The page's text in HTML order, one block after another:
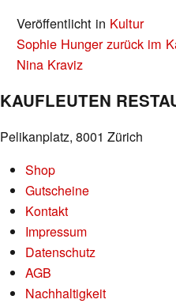
Veröffentlicht in Kultur
BEITRAGS-
NAVIGATION
Sophie Hunger zurück im
Nina Kraviz
KAUFLEUTEN
Pelikanplatz, 8001 Zürich
Shop
Gutscheine
Kontakt
Impressum
Datenschutz
AGB
Nachhaltigkeit